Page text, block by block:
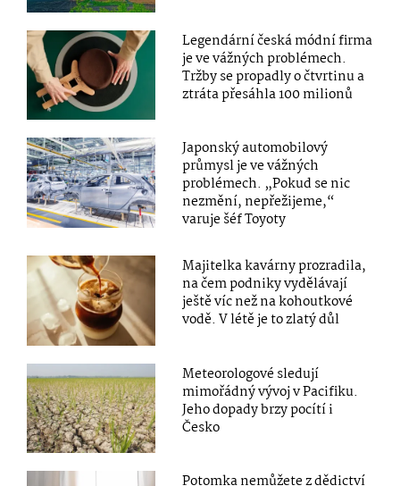
Legendární česká módní firma
je ve vážných problémech.
Tržby se propadly o čtvrtinu a
ztráta přesáhla 100 milionů
Japonský automobilový
průmysl je ve vážných
problémech. „Pokud se nic
nezmění, nepřežijeme,“
varuje šéf Toyoty
Majitelka kavárny prozradila,
na čem podniky vydělávají
ještě víc než na kohoutkové
vodě. V létě je to zlatý důl
Meteorologové sledují
mimořádný vývoj v Pacifiku.
Jeho dopady brzy pocítí i
Česko
Potomka nemůžete z dědictví